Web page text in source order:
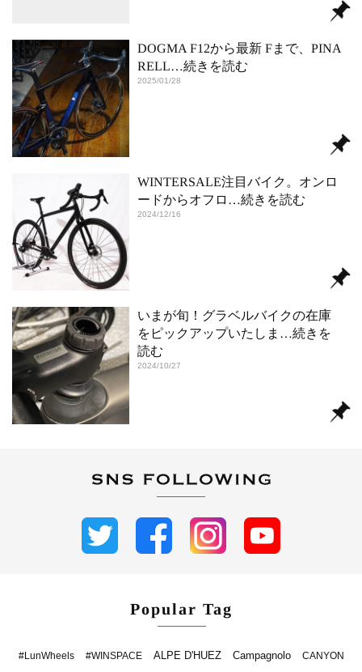
DOGMA F12から最新 Fまで、PINA
RELL…続きを読む
2025/01/28
WINTERSALE注目バイク。オンロ
ードからオフロ …続きを読む
2024/12/16
いまが旬！グラベルバイクの在庫
をピックアップいたしま …続きを
読む
2024/10/27
Popular Tag
#LunWheels #WINSPACE ALPE D'HUEZ Campagnolo CANYON